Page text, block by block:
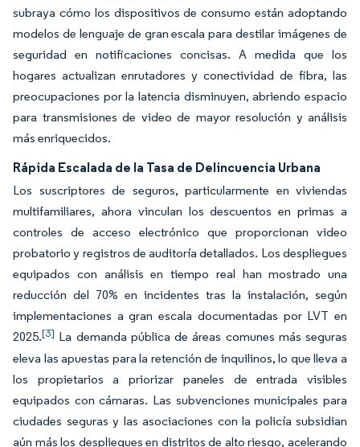
subraya cómo los dispositivos de consumo están adoptando
modelos de lenguaje de gran escala para destilar imágenes de
seguridad en notificaciones concisas. A medida que los
hogares actualizan enrutadores y conectividad de fibra, las
preocupaciones por la latencia disminuyen, abriendo espacio
para transmisiones de video de mayor resolución y análisis
más enriquecidos.
Rápida Escalada de la Tasa de Delincuencia Urbana
Los suscriptores de seguros, particularmente en viviendas
multifamiliares, ahora vinculan los descuentos en primas a
controles de acceso electrónico que proporcionan video
probatorio y registros de auditoría detallados. Los despliegues
equipados con análisis en tiempo real han mostrado una
reducción del 70% en incidentes tras la instalación, según
implementaciones a gran escala documentadas por LVT en
2025.[3] La demanda pública de áreas comunes más seguras
eleva las apuestas para la retención de inquilinos, lo que lleva a
los propietarios a priorizar paneles de entrada visibles
equipados con cámaras. Las subvenciones municipales para
ciudades seguras y las asociaciones con la policía subsidian
aún más los despliegues en distritos de alto riesgo, acelerando